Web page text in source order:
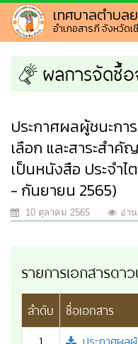
เทศบาลตำบล
อำเภอสารภี จังหวัดเ
ผลการจัดซื้
ประกาศผลผู้ชนะก
เลือก และสาระสำ
เป็นหนังสือ ประจำ
- กันยายน 2565)
10 ตุลาคม 2565 อ่า
รายการเอกสารดา
ลำดับ ชื่อเอกสาร